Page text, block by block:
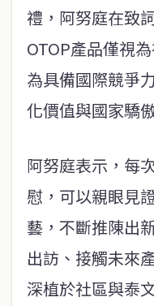
禮，阿努庭在致
OTOP產品僅視
為具備國際競爭
化價值與國家驕
阿努庭表示，每
慰，可以親眼見
藝，不斷推陳出
出訪、接觸未來
深植於社區與泰